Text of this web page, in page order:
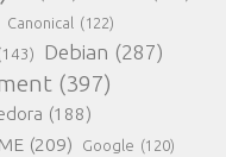
Canonical (122)
Debian (287)
(397)
(188)
(209) Google (120)